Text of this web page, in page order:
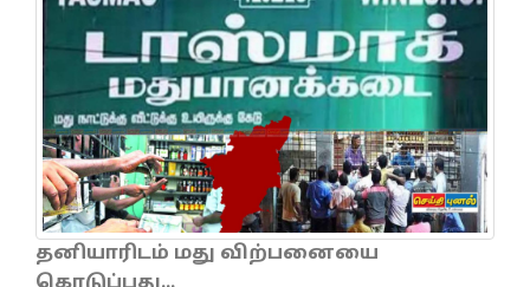
தனியாரிடம் மது விற்பனையை